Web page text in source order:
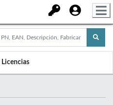
Licencias